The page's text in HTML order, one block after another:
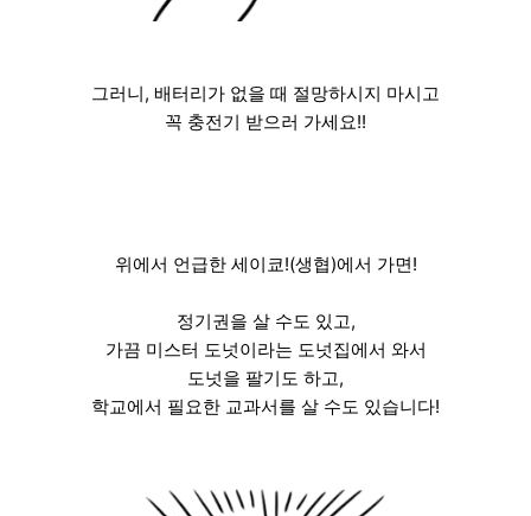
그러니, 배터리가 없을 때 절망하시지 마시고
꼭 충전기 받으러 가세요!!
위에서 언급한 세이쿄!(생협)에서 가면!
정기권을 살 수도 있고,
가끔 미스터 도넛이라는 도넛집에서 와서
도넛을 팔기도 하고,
학교에서 필요한 교과서를 살 수도 있습니다!